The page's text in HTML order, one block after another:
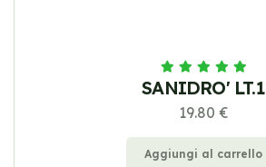
SANIDRO' LT.1
19.80 €
Aggiungi al carrello